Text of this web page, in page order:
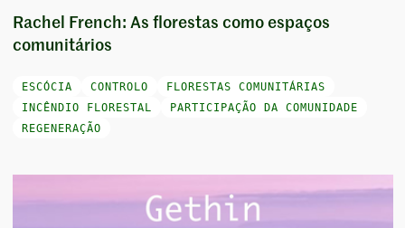
Rachel French: As florestas como espaços
comunitários
ESCÓCIA CONTROLO
FLORESTAS COMUNITÁRIAS
INCÊNDIO FLORESTAL
PARTICIPAÇÃO DA COMUNIDADE
REGENERAÇÃO